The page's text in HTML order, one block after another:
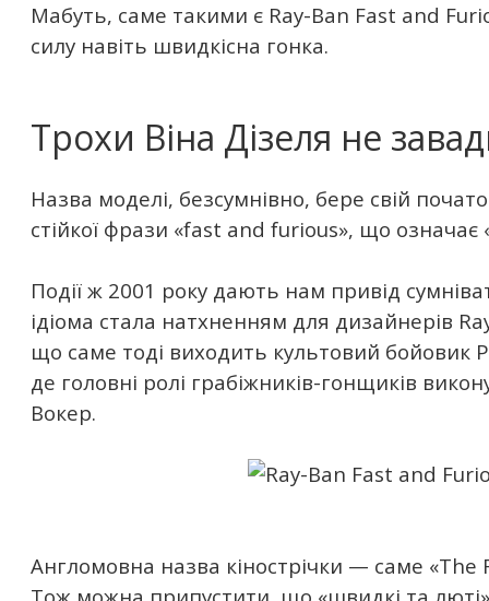
Мабуть, саме такими є Ray-Ban Fast and
силу навіть швидкісна гонка.
Трохи Віна Дізеля не
Назва моделі, безсумнівно, бере свій
стійкої фрази «fast and furious», що означає
Події ж 2001 року дають нам привід
ідіома стала натхненням для дизайнерів
що саме тоді виходить культовий бойовик
де головні ролі грабіжників-гонщиків
Вокер.
Англомовна назва кінострічки — саме «The